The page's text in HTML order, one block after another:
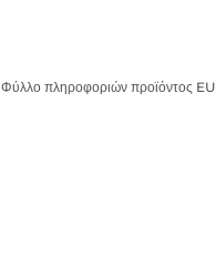
Φύλλο πληροφοριών προϊόντος EU